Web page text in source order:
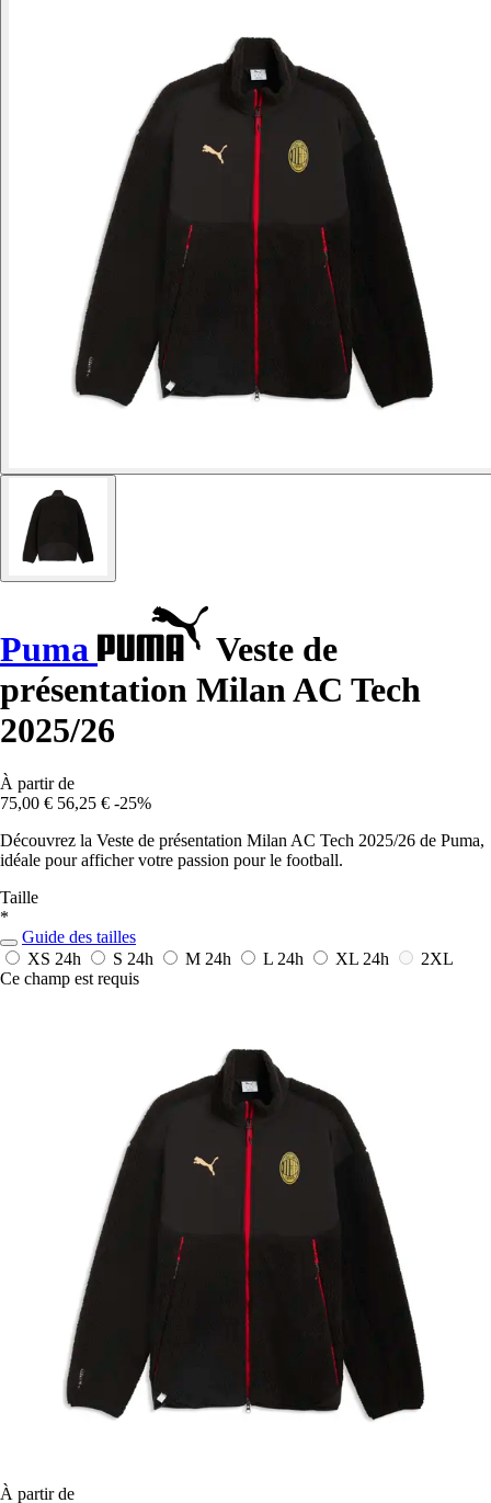
Puma
Veste de
présentation Milan AC Tech
2025/26
À partir de
75,00 € 56,25 € -25%
Découvrez la Veste de présentation Milan AC Tech 2025/26 de Puma,
idéale pour afficher votre passion pour le football.
Taille
*
Guide des tailles
XS 24h S 24h M 24h L 24h XL 24h
2XL
Ce champ est requis
À partir de